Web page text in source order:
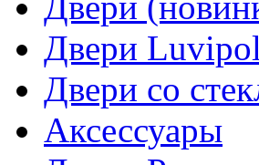
Двери
Двери со
Аксессуары